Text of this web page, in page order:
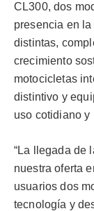
CL300, dos
presencia en
distintas,
crecimiento
motocicletas
distintivo y
uso cotidiano y
“La llegada de
nuestra oferta
usuarios dos
tecnología y